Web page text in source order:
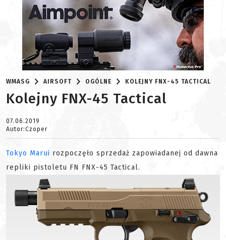
WMASG AIRSOFT OGÓLNE KOLEJNY FNX-45 TACTICAL
Kolejny FNX-45 Tactical
07.06.2019
Autor:Czoper
Tokyo Marui rozpoczęło sprzedaż zapowiadanej od dawna
repliki pistoletu FN FNX-45 Tactical.